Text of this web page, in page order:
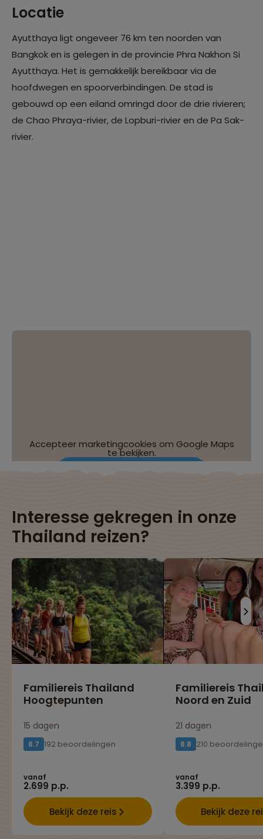
Locatie
Ayutthaya ligt ongeveer 76 km ten noorden van
Bangkok en is gelegen in de provincie Phra Nakhon Si
Ayutthaya. Het is gemakkelijk bereikbaar via de
hoofdwegen en spoorverbindingen. De stad is
gebouwd op een eiland omringd door de drie rivieren;
de Chao Phraya-rivier, de Lopburi-rivier en de Pa Sak-
rivier.
Accepteer marketingcookies om Google Maps
te bekijken.
Interesse gekregen in onze
Thailand reizen?
Familiereis Thailand
Hoogtepunten
15 dagen
8.7 192 beoordelingen
vanaf
2.699 p.p.
Bekijk deze reis
Familiereis
Noord en Zuid
21 dagen
8.8 210
vanaf
3.399 p.p.
Bekijk deze